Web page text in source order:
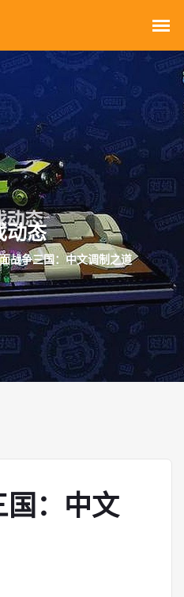
动态
战争三国：中文调制之道
：中文